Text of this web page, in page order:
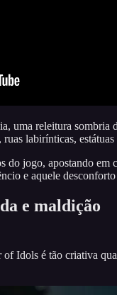
uma releitura
labirínticas,
do jogo, apostando em
e aquele desconforto
e maldição
Idols é tão criativa